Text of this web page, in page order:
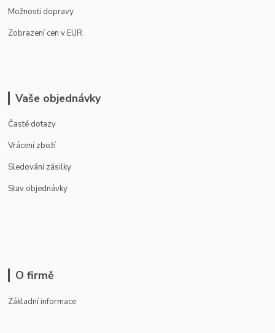
Možnosti dopravy
Zobrazení cen v EUR
Vaše objednávky
Časté dotazy
Vrácení zboží
Sledování zásilky
Stav objednávky
O firmě
Základní informace